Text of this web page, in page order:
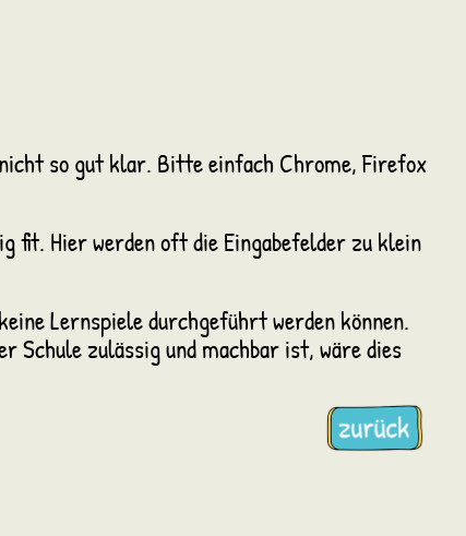
so gut klar. Bitte einfach Chrome, Firefox
fit. Hier werden oft die Eingabefelder zu klein
Lernspiele durchgeführt werden können.
Schule zulässig und machbar ist, wäre dies